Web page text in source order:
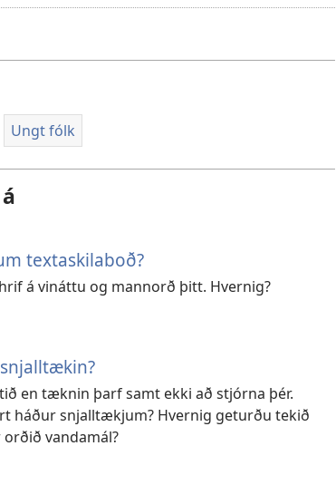
til
sækja
Ungt fólk
textaskilaboð?
á vináttu og mannorð þitt. Hvernig?
en tæknin þarf samt ekki að stjórna þér.
háður snjalltækjum? Hvernig geturðu tekið
vandamál?